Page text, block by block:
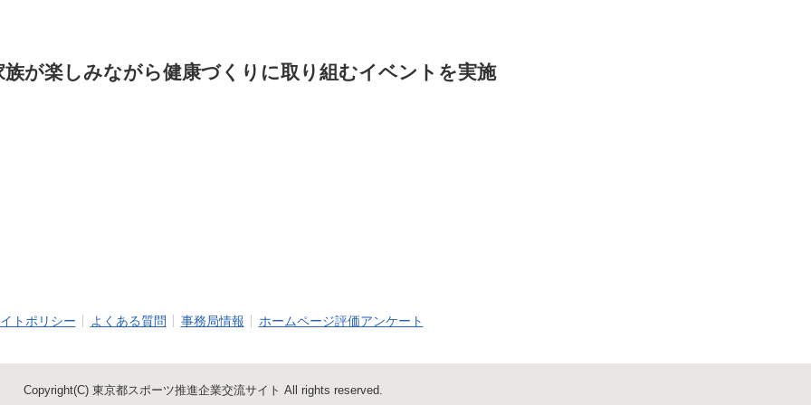
族が楽しみながら健康づくりに取り組むイベントを実施
トポリシー よくある質問 事務局情報 ホームページ評価アンケート
Copyright(C) 東京都スポーツ推進企業交流サイト All rights reserved.